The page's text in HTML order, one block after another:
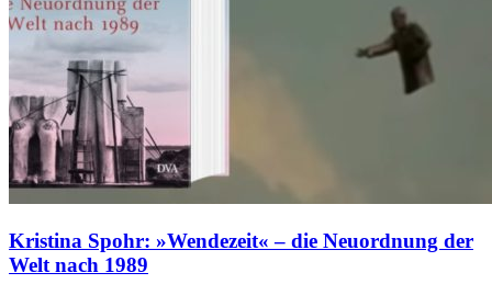
Kristina Spohr: »Wendezeit« – die Neuordnung der
Welt nach 1989